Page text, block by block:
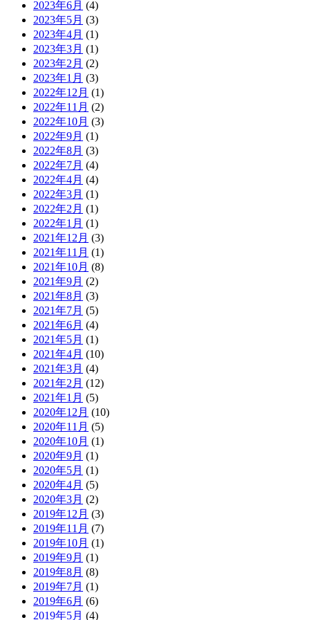
2023年6月 (4)
2023年5月 (3)
2023年4月 (1)
2023年3月 (1)
2023年2月 (2)
2023年1月 (3)
2022年12月 (1)
2022年11月 (2)
2022年10月 (3)
2022年9月 (1)
2022年8月 (3)
2022年7月 (4)
2022年4月 (4)
2022年3月 (1)
2022年2月 (1)
2022年1月 (1)
2021年12月 (3)
2021年11月 (1)
2021年10月 (8)
2021年9月 (2)
2021年8月 (3)
2021年7月 (5)
2021年6月 (4)
2021年5月 (1)
2021年4月 (10)
2021年3月 (4)
2021年2月 (12)
2021年1月 (5)
2020年12月 (10)
2020年11月 (5)
2020年10月 (1)
2020年9月 (1)
2020年5月 (1)
2020年4月 (5)
2020年3月 (2)
2019年12月 (3)
2019年11月 (7)
2019年10月 (1)
2019年9月 (1)
2019年8月 (8)
2019年7月 (1)
2019年6月 (6)
2019年5月 (4)